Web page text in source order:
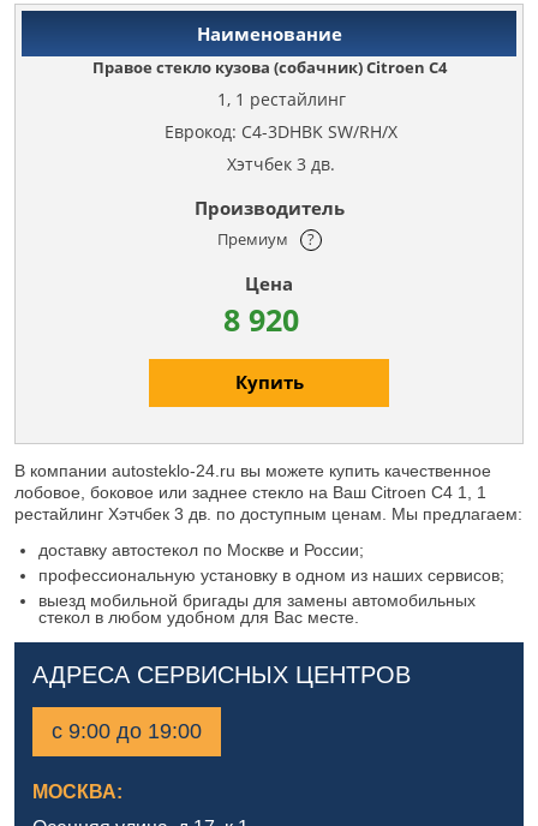
Правое стекло кузова (собачник) Citroen C4
1, 1 рестайлинг
Еврокод: C4-3DHBK SW/RH/X
Хэтчбек 3 дв.
Премиум ?
8 920
Купить
В компании autosteklo-24.ru вы можете купить качественное
лобовое, боковое или заднее стекло на Ваш Citroen C4 1, 1
рестайлинг Хэтчбек 3 дв. по доступным ценам. Мы предлагаем:
доставку автостекол по Москве и России;
профессиональную установку в одном из наших сервисов;
выезд мобильной бригады для замены автомобильных
стекол в любом удобном для Вас месте.
АДРЕСА СЕРВИСНЫХ ЦЕНТРОВ
с 9:00 до 19:00
МОСКВА: